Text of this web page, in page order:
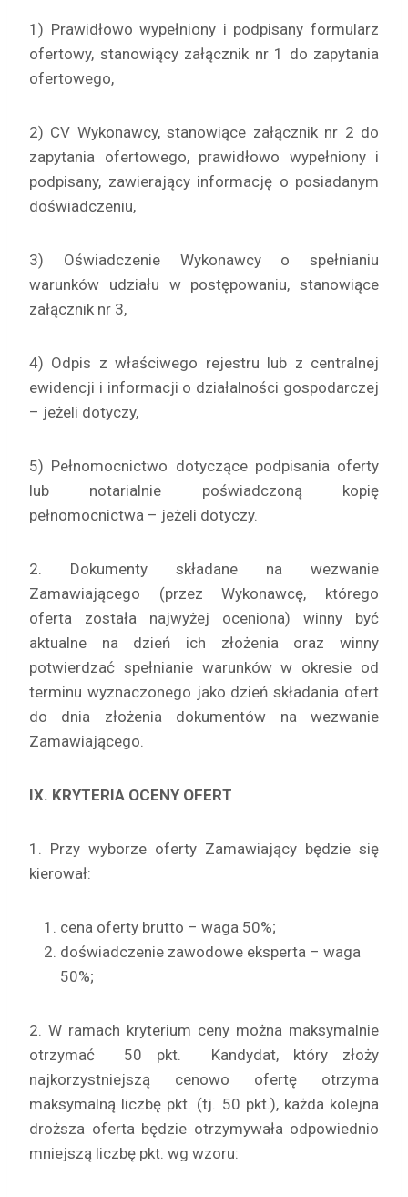
1) Prawidłowo wypełniony i podpisany formularz
ofertowy, stanowiący załącznik nr 1 do zapytania
ofertowego,
2) CV Wykonawcy, stanowiące załącznik nr 2 do
zapytania ofertowego, prawidłowo wypełniony i
podpisany, zawierający informację o posiadanym
doświadczeniu,
3) Oświadczenie Wykonawcy o spełnianiu
warunków udziału w postępowaniu, stanowiące
załącznik nr 3,
4) Odpis z właściwego rejestru lub z centralnej
ewidencji i informacji o działalności gospodarczej
– jeżeli dotyczy,
5) Pełnomocnictwo dotyczące podpisania oferty
lub notarialnie poświadczoną kopię
pełnomocnictwa – jeżeli dotyczy.
2. Dokumenty składane na wezwanie
Zamawiającego (przez Wykonawcę, którego
oferta została najwyżej oceniona) winny być
aktualne na dzień ich złożenia oraz winny
potwierdzać spełnianie warunków w okresie od
terminu wyznaczonego jako dzień składania ofert
do dnia złożenia dokumentów na wezwanie
Zamawiającego.
IX. KRYTERIA OCENY OFERT
1. Przy wyborze oferty Zamawiający będzie się
kierował:
cena oferty brutto – waga 50%;
doświadczenie zawodowe eksperta – waga
50%;
2. W ramach kryterium ceny można maksymalnie
otrzymać 50 pkt. Kandydat, który złoży
najkorzystniejszą cenowo ofertę otrzyma
maksymalną liczbę pkt. (tj. 50 pkt.), każda kolejna
droższa oferta będzie otrzymywała odpowiednio
mniejszą liczbę pkt. wg wzoru: